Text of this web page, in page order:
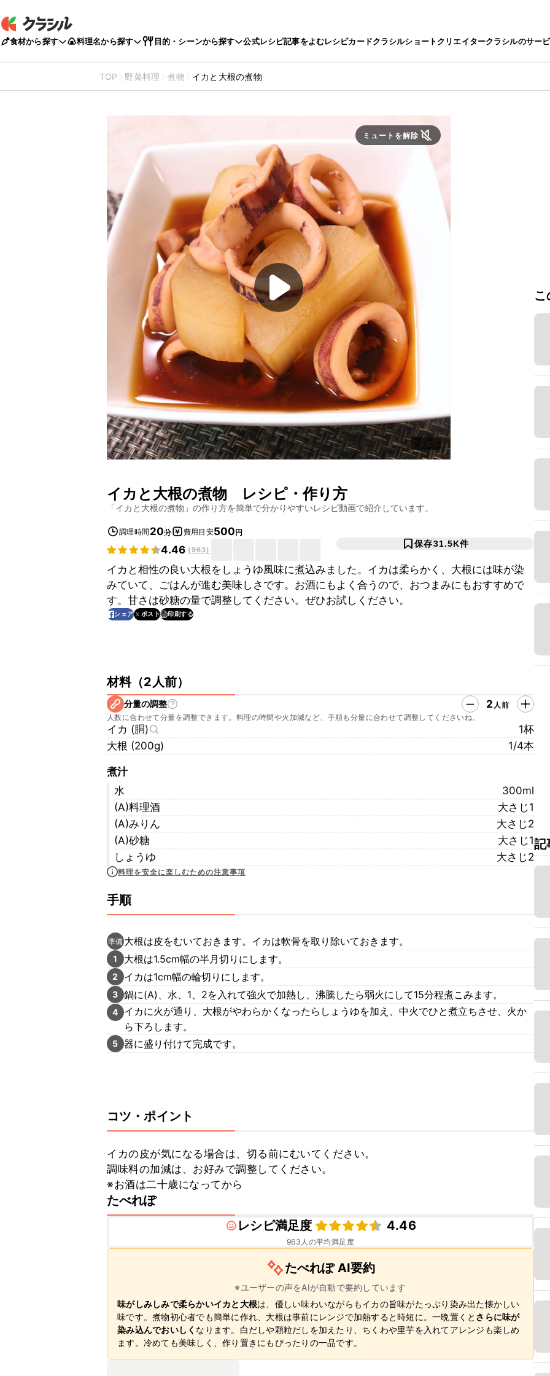
食材から探す 料理名から探す 目的・シーンから探す 公式レシピ記事をよむレシピカードクラシルショートクリエイタークラシルのサー
TOP 野菜料理 煮物 イカと大根の煮物
ミュートを解除
イカと大根の煮物 レシピ・作り方
「イカと大根の煮物 」の作り方を簡単で分かりやすいレシピ動画で紹介しています。
調理時間 20分 費用目安500円
4.46 (963)
保存31.5K件
イカと相性の良い大根をしょうゆ風味に煮込みました。イカは柔らかく、大根には味が染
みていて、ごはんが進む美味しさです。お酒にもよく合うので、おつまみにもおすすめで
す。甘さは砂糖の量で調整してください。ぜひお試しください。
シェア ポスト 印刷する
材料（2人前）
分量の調整 2 人前
人数に合わせて分量を調整できます。料理の時間や火加減など、手順も分量に合わせて調整してくださいね。
イカ (胴)
1杯
大根 (200g)
1/4本
煮汁
水
300ml
(A)料理酒
大さじ1
(A)みりん
大さじ2
(A)砂糖
大さじ1
しょうゆ
大さじ2
料理を安全に楽しむための注意事項
手順
準備大根は皮をむいておきます。イカは軟骨を取り除いておきます。
1 大根は1.5cm幅の半月切りにします。
2 イカは1cm幅の輪切りにします。
3 鍋に(A)、水、1、2を入れて強火で加熱し、沸騰したら弱火にして15分程煮こみます。
4
イカに火が通り、大根がやわらかくなったらしょうゆを加え、中火でひと煮立ちさせ、火か
ら下ろします。
5 器に盛り付けて完成です。
コツ・ポイント
イカの皮が気になる場合は、切る前にむいてください。
調味料の加減は、お好みで調整してください。
※お酒は二十歳になってから
たべれぽ
レシピ満足度
4.46
963 人の平均満足度
たべれぽ AI要約
※ユーザーの声をAIが自動で要約しています
味がしみしみで柔らかいイカと大根は、優しい味わいながらもイカの旨味がたっぷり染み出た懐かしい
味です。煮物初心者でも簡単に作れ、大根は事前にレンジで加熱すると時短に。一晩置くと さらに味が
染み込んでおいしく なります。白だしや顆粒だしを加えたり、ちくわや里芋を入れてアレンジも楽しめ
ます。冷めても美味しく、作り置きにもぴったりの一品です。
記